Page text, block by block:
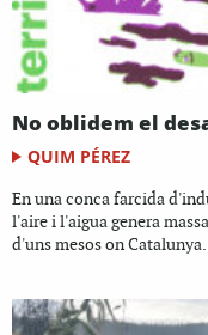
No oblidem el
QUIM PÉREZ
En una conca farcida
l'aire i l'aigua genera
d'uns mesos on